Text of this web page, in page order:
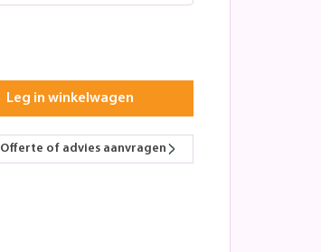
Leg in winkelwagen
Offerte of advies aanvragen